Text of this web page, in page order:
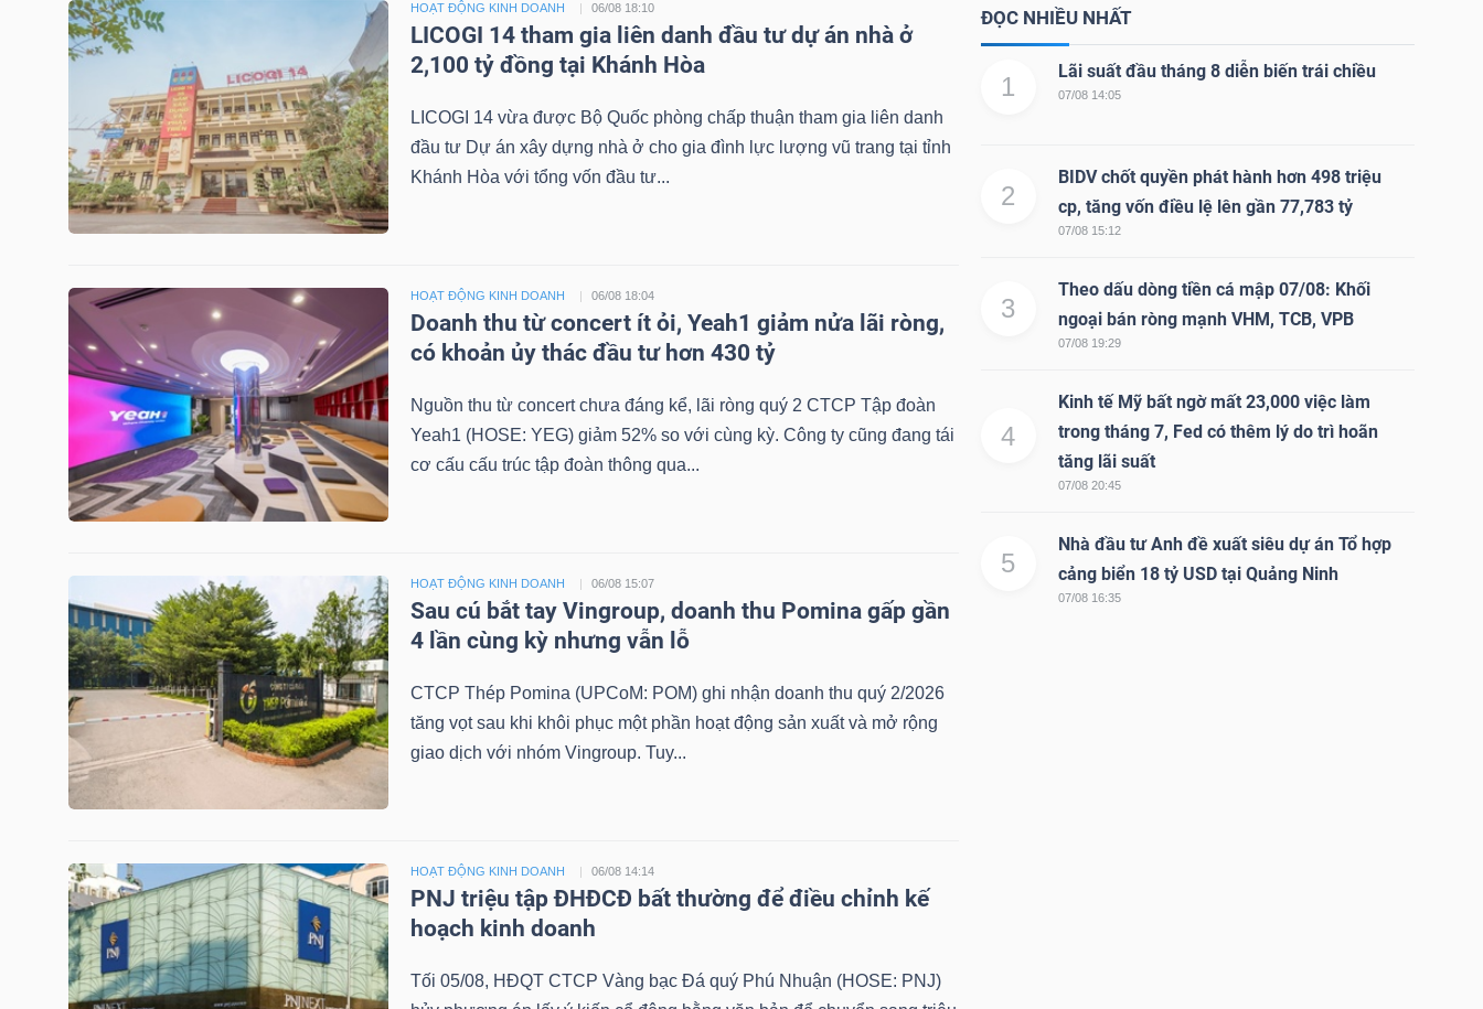
HOẠT ĐỘNG KINH DOANH 06/08 18:10
LICOGI 14 tham gia liên danh đầu tư dự án nhà ở
2,100 tỷ đồng tại Khánh Hòa
LICOGI 14 vừa được Bộ Quốc phòng chấp thuận tham gia liên danh
đầu tư Dự án xây dựng nhà ở cho gia đình lực lượng vũ trang tại tỉnh
Khánh Hòa với tổng vốn đầu tư...
HOẠT ĐỘNG KINH DOANH 06/08 18:04
Doanh thu từ concert ít ỏi, Yeah1 giảm nửa lãi ròng,
có khoản ủy thác đầu tư hơn 430 tỷ
Nguồn thu từ concert chưa đáng kể, lãi ròng quý 2 CTCP Tập đoàn
Yeah1 (HOSE: YEG) giảm 52% so với cùng kỳ. Công ty cũng đang tái
cơ cấu cấu trúc tập đoàn thông qua...
HOẠT ĐỘNG KINH DOANH 06/08 15:07
Sau cú bắt tay Vingroup, doanh thu Pomina gấp gần
4 lần cùng kỳ nhưng vẫn lỗ
CTCP Thép Pomina (UPCoM: POM) ghi nhận doanh thu quý 2/2026
tăng vọt sau khi khôi phục một phần hoạt động sản xuất và mở rộng
giao dịch với nhóm Vingroup. Tuy...
HOẠT ĐỘNG KINH DOANH 06/08 14:14
PNJ triệu tập ĐHĐCĐ bất thường để điều chỉnh kế
hoạch kinh doanh
Tối 05/08, HĐQT CTCP Vàng bạc Đá quý Phú Nhuận (HOSE: PNJ)
ĐỌC NHIỀU NHẤT
1
Lãi suất đầu tháng 8 diễn biến trái chiều
07/08 14:05
2
BIDV chốt quyền phát hành hơn 498 triệu
cp, tăng vốn điều lệ lên gần 77,783 tỷ
07/08 15:12
3
Theo dấu dòng tiền cá mập 07/08: Khối
ngoại bán ròng mạnh VHM, TCB, VPB
07/08 19:29
4
Kinh tế Mỹ bất ngờ mất 23,000 việc làm
trong tháng 7, Fed có thêm lý do trì hoãn
tăng lãi suất
07/08 20:45
5
Nhà đầu tư Anh đề xuất siêu dự án Tổ hợp
cảng biển 18 tỷ USD tại Quảng Ninh
07/08 16:35
LIỆU
SECTOR
NĂNG
LƯỢNG
CÔNG
NGHIỆP
TIÊU
DÙNG
KHÔNG
THIẾT